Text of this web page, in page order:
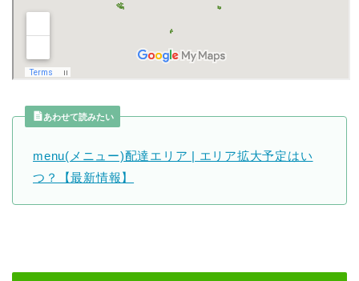
あわせて読みたい
menu(メニュー)配達エリア | エリア拡大予定はい
つ？【最新情報】